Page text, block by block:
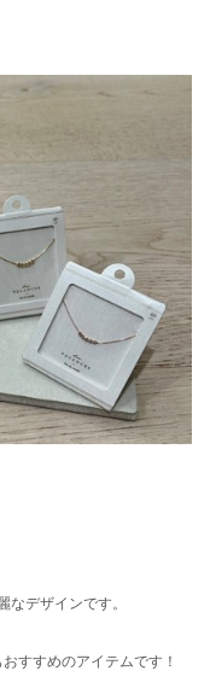
なデザインです。
すすめのアイテムです！